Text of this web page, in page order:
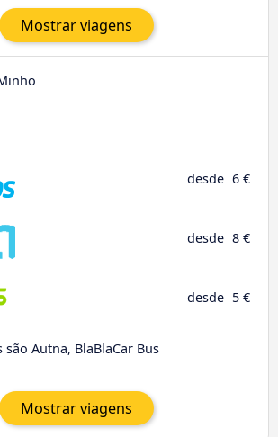
Mostrar viagens
desde 6 €
desde 8 €
desde 5 €
Autna, BlaBlaCar Bus
Mostrar viagens